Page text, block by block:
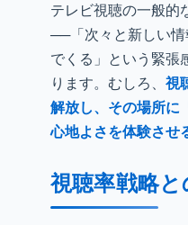
テレビ視聴の一般的
──「次々と新しい
でくる」という緊張
ります。むしろ、 視
解放し、その場所に
心地よさを体験させ
視聴率戦略と